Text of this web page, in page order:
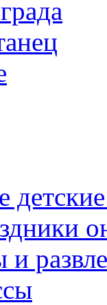
и